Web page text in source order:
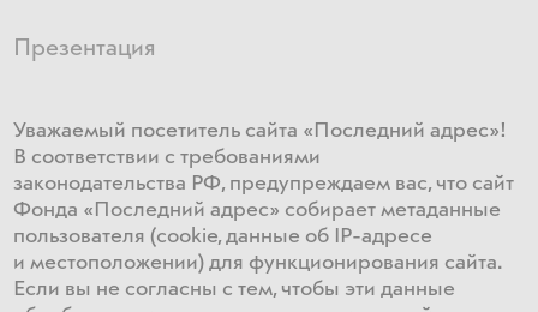
Презентация
Уважаемый посетитель сайта «Последний адрес»!
В соответствии с требованиями
законодательства РФ, предупреждаем вас, что сайт
Фонда «Последний адрес» собирает метаданные
пользователя (cookie, данные об IP-адресе
и местоположении) для функционирования сайта​.
Если ​вы не согласны с тем, чтобы эти данные